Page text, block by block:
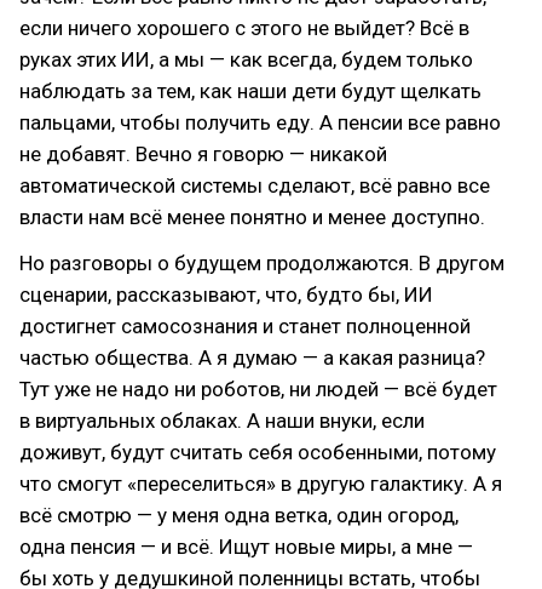
если ничего хорошего с этого не выйдет? Всё в
руках этих ИИ, а мы — как всегда, будем только
наблюдать за тем, как наши дети будут щелкать
пальцами, чтобы получить еду. А пенсии все равно
не добавят. Вечно я говорю — никакой
автоматической системы сделают, всё равно все
власти нам всё менее понятно и менее доступно.
Но разговоры о будущем продолжаются. В другом
сценарии, рассказывают, что, будто бы, ИИ
достигнет самосознания и станет полноценной
частью общества. А я думаю — а какая разница?
Тут уже не надо ни роботов, ни людей — всё будет
в виртуальных облаках. А наши внуки, если
доживут, будут считать себя особенными, потому
что смогут «переселиться» в другую галактику. А я
всё смотрю — у меня одна ветка, один огород,
одна пенсия — и всё. Ищут новые миры, а мне —
бы хоть у дедушкиной поленницы встать, чтобы